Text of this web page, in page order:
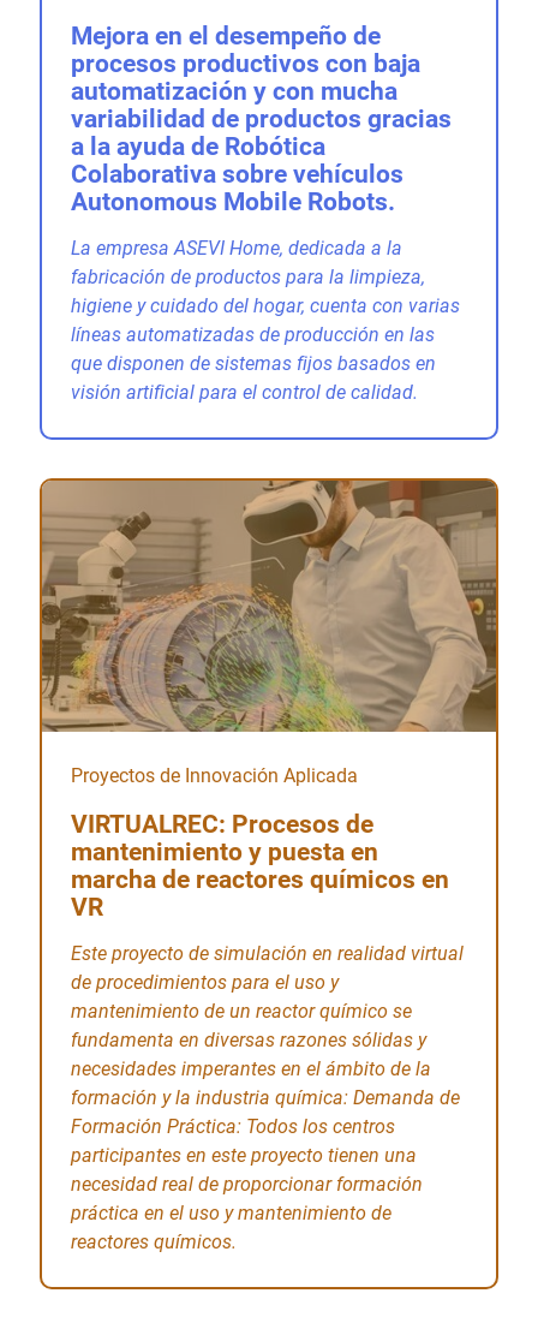
Mejora en el desempeño de
procesos productivos con baja
automatización y con mucha
variabilidad de productos gracias
a la ayuda de Robótica
Colaborativa sobre vehículos
Autonomous Mobile Robots.
La empresa ASEVI Home, dedicada a la
fabricación de productos para la limpieza,
higiene y cuidado del hogar, cuenta con varias
líneas automatizadas de producción en las
que disponen de sistemas fijos basados en
visión artificial para el control de calidad.
Proyectos de Innovación Aplicada
VIRTUALREC: Procesos de
mantenimiento y puesta en
marcha de reactores químicos en
VR
Este proyecto de simulación en realidad virtual
de procedimientos para el uso y
mantenimiento de un reactor químico se
fundamenta en diversas razones sólidas y
necesidades imperantes en el ámbito de la
formación y la industria química: Demanda de
Formación Práctica: Todos los centros
participantes en este proyecto tienen una
necesidad real de proporcionar formación
práctica en el uso y mantenimiento de
reactores químicos.